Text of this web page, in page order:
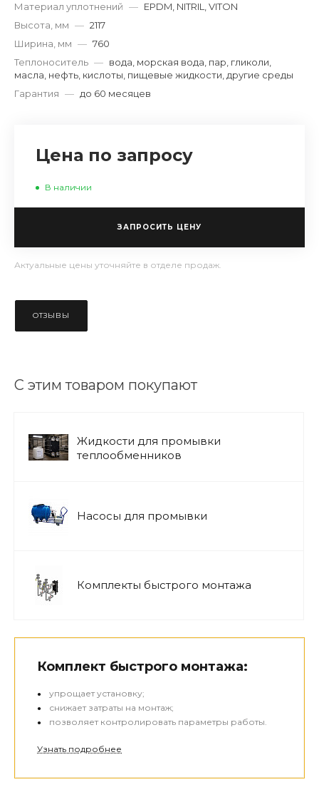
Материал уплотнений — EPDM, NITRIL, VITON
Высота, мм — 2117
Ширина, мм — 760
Теплоноситель — вода, морская вода, пар, гликоли,
масла, нефть, кислоты, пищевые жидкости, другие среды
Гарантия — до 60 месяцев
Цена по запросу
В наличии
ЗАПРОСИТЬ ЦЕНУ
Актуальные цены уточняйте в отделе продаж.
ОТЗЫВЫ
С этим товаром покупают
Жидкости для промывки
теплообменников
Насосы для промывки
Комплекты быстрого монтажа
Комплект быстрого монтажа:
упрощает установку;
снижает затраты на монтаж;
позволяет контролировать параметры работы.
Узнать подробнее